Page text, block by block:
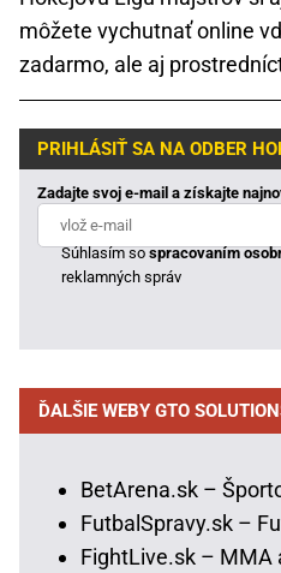
môžete vychutnať online
zadarmo, ale aj
PRIHLÁSIŤ SA NA ODBER
Zadajte svoj e-mail a získajte
Súhlasím sospracovaním
reklamných správ
ĎALŠIE WEBY GTO
BetArena.sk –
FutbalSpravy.sk –
FightLive.sk – MMA